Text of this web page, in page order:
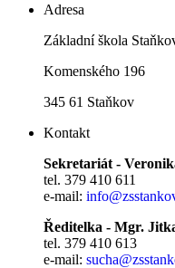
Adresa
Základní škola
Komenského 196
345 61 Staňkov
Kontakt
Sekretariát -
tel. 379 410 611
e-mail:
Ředitelka - Mgr.
tel. 379 410 613
e-mail: